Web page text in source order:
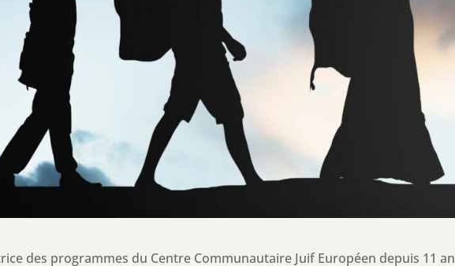
des programmes du Centre Communautaire Juif Européen depuis 11